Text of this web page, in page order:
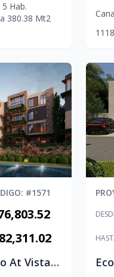
5 Hab.
380.38 Mt2
1 1 1
: #1571
Monterezzo At Vistacana